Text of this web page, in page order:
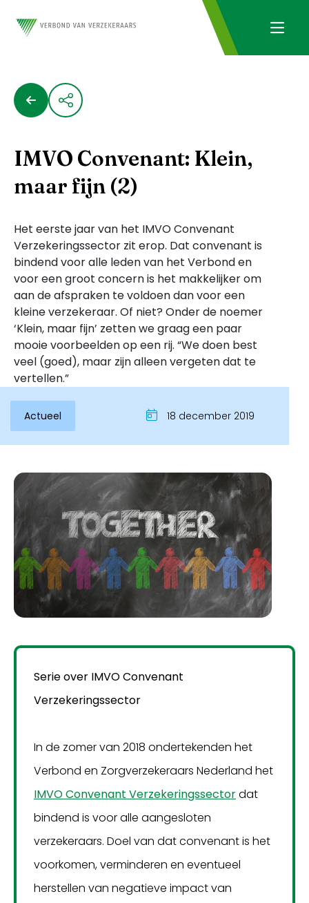
Inloggen
IMVO Convenant: Klein,
maar fijn (2)
Het eerste jaar van het IMVO Convenant
Verzekeringssector zit erop. Dat convenant is
bindend voor alle leden van het Verbond en
voor een groot concern is het makkelijker om
aan de afspraken te voldoen dan voor een
kleine verzekeraar. Of niet? Onder de noemer
‘Klein, maar fijn’ zetten we graag een paar
mooie voorbeelden op een rij. “We doen best
veel (goed), maar zijn alleen vergeten dat te
vertellen.”
Actueel 18 december 2019
Serie over IMVO Convenant
Verzekeringssector
In de zomer van 2018 ondertekenden het
Verbond en Zorgverzekeraars Nederland het
IMVO Convenant Verzekeringssectordat
bindend is voor alle aangesloten
verzekeraars. Doel van dat convenant is het
voorkomen, verminderen en eventueel
herstellen van negatieve impact van